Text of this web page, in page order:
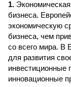
1.
бизнеса.
экономическую
бизнеса, чем
со всего мира. В
для развития
инвестиционные
инновационные